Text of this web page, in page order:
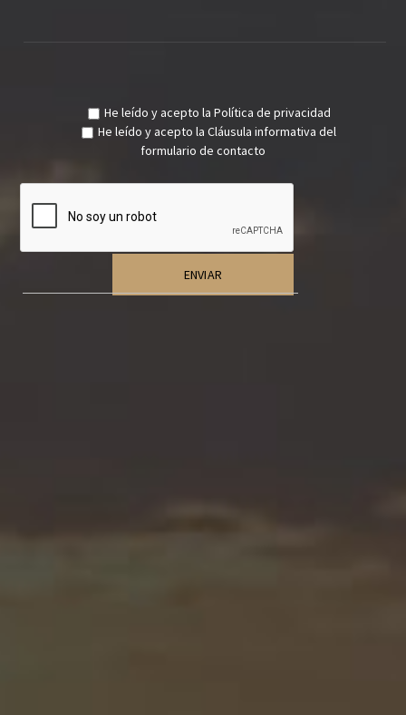
He leído y acepto la Política de privacidad
He leído y acepto laCláusula informativa del
formulario de contacto